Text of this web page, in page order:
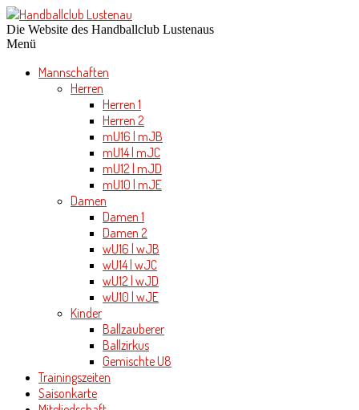
Die Website des Handballclub Lustenaus
Menü
Mannschaften
Herren
Herren 1
Herren 2
mU16 | mJB
mU14 | mJC
mU12 | mJD
mU10 | mJE
Damen
Damen 1
Damen 2
wU16 | wJB
wU14 | wJC
wU12 | wJD
wU10 | wJE
Kinder
Ballzauberer
Ballzirkus
Gemischte U8
Trainingszeiten
Saisonkarte